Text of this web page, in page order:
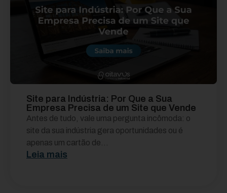
Site para Indústria: Por Que a Sua
Empresa Precisa de um Site que Vende
Antes de tudo, vale uma pergunta incômoda: o
site da sua indústria gera oportunidades ou é
apenas um cartão de...
Leia mais